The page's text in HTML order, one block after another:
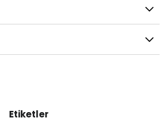
Etiketler